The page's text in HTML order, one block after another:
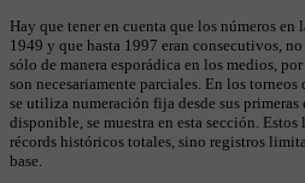
Hay que tener en cuenta que los números en
1949 y que hasta 1997 eran consecutivos,
sólo de manera esporádica en los medios,
son necesariamente parciales. En los
se utiliza numeración fija desde sus primeras
disponible, se muestra en esta sección.
récords históricos totales, sino registros
base.